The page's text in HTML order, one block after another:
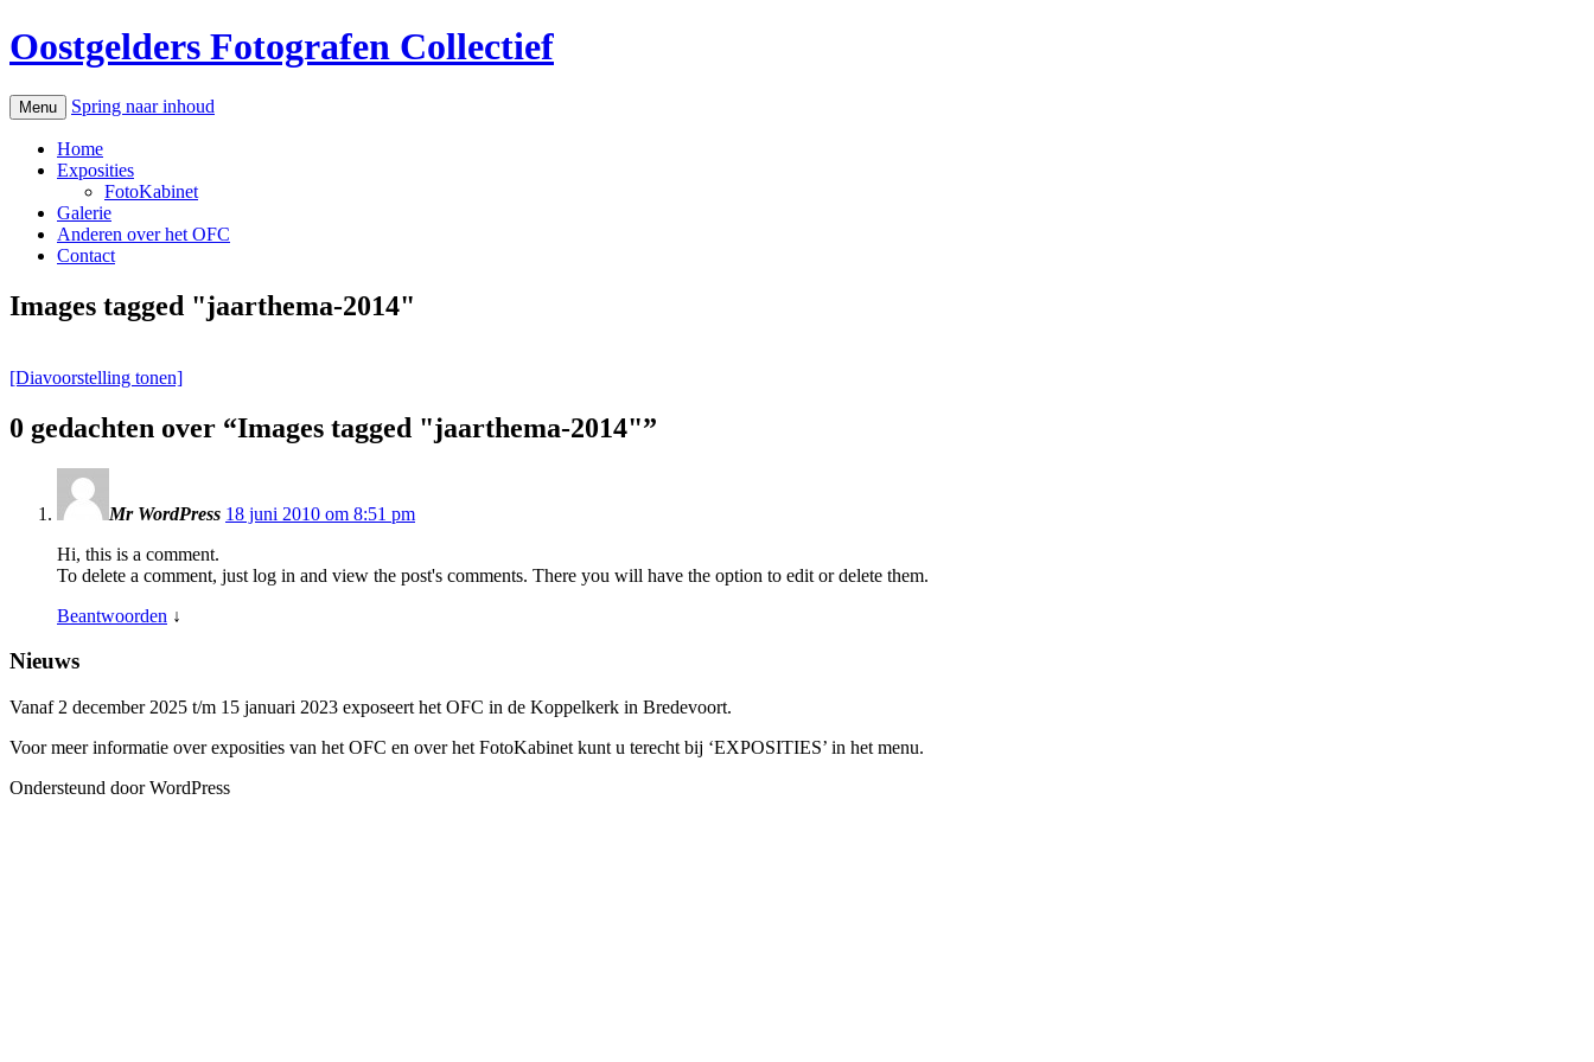
Oostgelders Fotografen Collectief
Menu Spring naar inhoud
Home
Exposities
FotoKabinet
Galerie
Anderen over het OFC
Contact
Images tagged "jaarthema-2014"
[Diavoorstelling tonen]
0 gedachten over “Images tagged "jaarthema-2014"”
Mr WordPress 18 juni 2010 om 8:51 pm
Hi, this is a comment.
To delete a comment, just log in and view the post's comments. There you will have the option to edit or delete them.
Beantwoorden ↓
Nieuws
Vanaf 2 december 2025 t/m 15 januari 2023 exposeert het OFC in de Koppelkerk in Bredevoort.
Voor meer informatie over exposities van het OFC en over het FotoKabinet kunt u terecht bij ‘EXPOSITIES’ in het menu.
Ondersteund door WordPress